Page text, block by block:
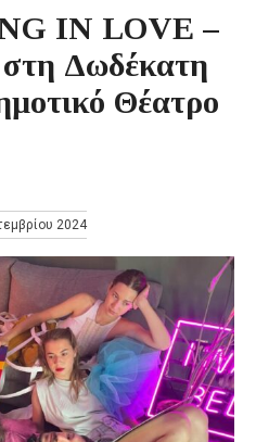
IN LOVE –
Δωδέκατη
Θέατρο
2024